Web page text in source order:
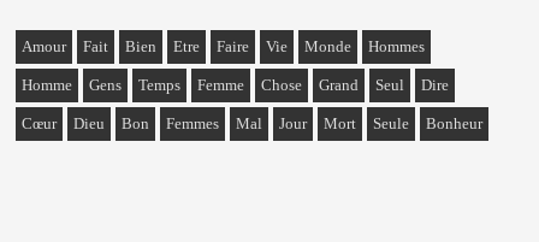
Amour Fait Bien Etre Faire Vie Monde Hommes
Homme Gens Temps Femme Chose Grand Seul Dire
Cœur Dieu Bon Femmes Mal Jour Mort Seule Bonheur